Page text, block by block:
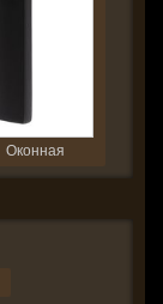
Оконная